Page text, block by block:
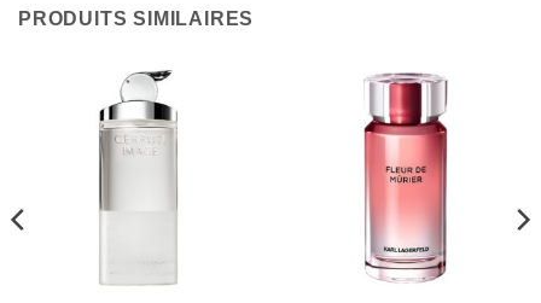
PRODUITS SIMILAIRES